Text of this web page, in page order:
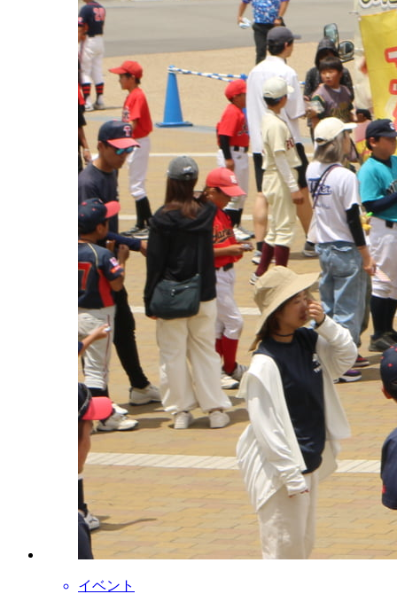
イベント